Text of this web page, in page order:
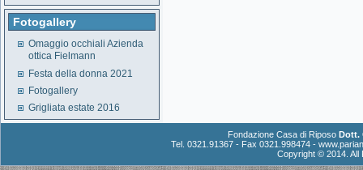
Fotogallery
Omaggio occhiali Azienda
ottica Fielmann
Festa della donna 2021
Fotogallery
Grigliata estate 2016
Fondazione Casa di RiposoDott.
Tel. 0321.91367 - Fax 0321.998474 -
Copyright © 2014.